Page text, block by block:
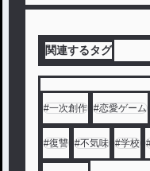
関連するタグ
#一次創作 #恋愛ゲーム
#復讐 #不気味 #学校